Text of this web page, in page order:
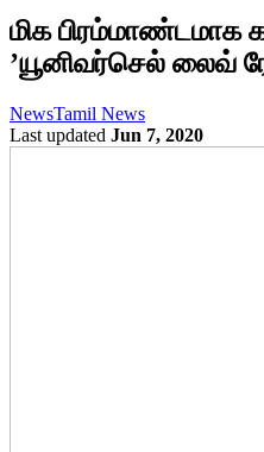
மிக பிரம்மாண்டமாக
’யூனிவர்செல் லைவ்
NewsTamil News
Last updated Jun 7, 2020